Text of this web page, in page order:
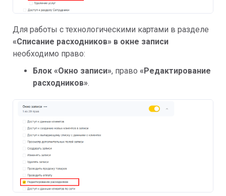
Для работы с технологическими картами в разделе
«Списание расходников» в окне записи
необходимо право:
Блок «Окно записи», право «Редактирование
расходников».